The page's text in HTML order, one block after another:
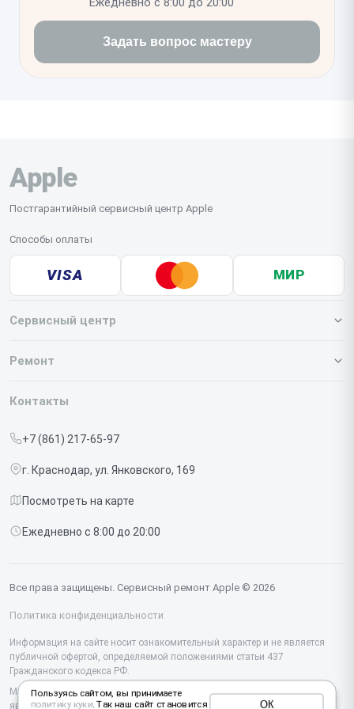
Задать вопрос мастеру
Apple
Постгарантийный сервисный центр Apple
Способы оплаты
VISA МИР
Сервисный центр
О нашем сервисе
Срочный ремонт
Доставка и способы оплаты
Диагностика
Контакты
Ремонт
Iphone
Studio Display
Vision Pro
Контакты
+7 (861) 217-65-97
г. Краснодар, ул. Янковского, 169
Посмотреть на карте
Ежедневно с 8:00 до 20:00
Все права защищены. Сервисный ремонт Apple © 2026
Политика конфиденциальности
Информация на сайте носит ознакомительный характер и не является
публичной офертой, определяемой положениями статьи 437
Гражданского кодекса РФ.
Мы специализируемся на обслуживании и ремонте техники Apple, но не
являемся их официальным представителем. Предоставляем
Пользуясь сайтом, вы принимаете
политику куки. Так наш сайт становится ОК